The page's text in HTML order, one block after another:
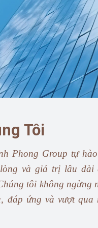
Tôi
Phong Group tự
và giá trị lâu dài
tôi không ngừng
đáp ứng và vượt qua